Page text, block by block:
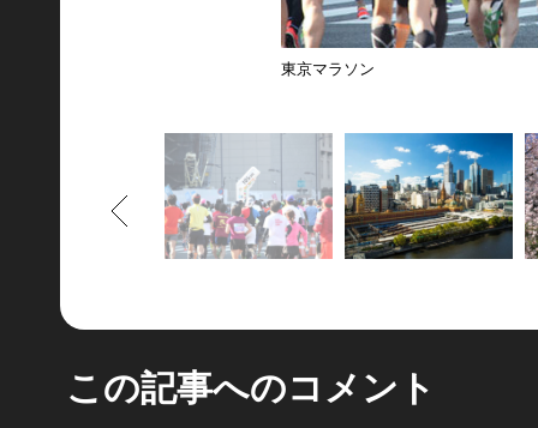
東京マラソン
もどる
この記事へのコメント